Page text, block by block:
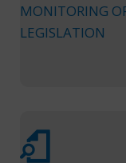
MONITORING
LEGISLATION